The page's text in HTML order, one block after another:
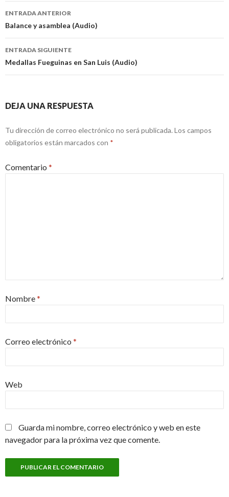
Navegación
de
entradas
ENTRADA ANTERIOR
Balance y asamblea (Audio)
ENTRADA SIGUIENTE
Medallas Fueguinas en San Luis (Audio)
DEJA UNA RESPUESTA
Tu dirección de correo electrónico no será publicada. Los campos
obligatorios están marcados con *
Comentario *
Nombre*
Correo electrónico *
Web
Guarda mi nombre, correo electrónico y web en este
navegador para la próxima vez que comente.